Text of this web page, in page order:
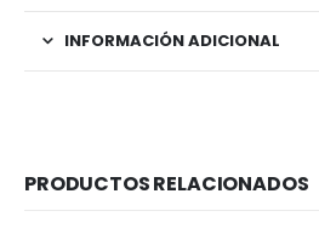
INFORMACIÓN ADICIONAL
PRODUCTOS RELACIONADOS